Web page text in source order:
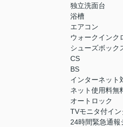
独立洗面台
浴槽
エアコン
ウォークインク
シューズボック
CS
BS
インターネット
ネット使用料無
オートロック
TVモニタ付イン
24時間緊急通報